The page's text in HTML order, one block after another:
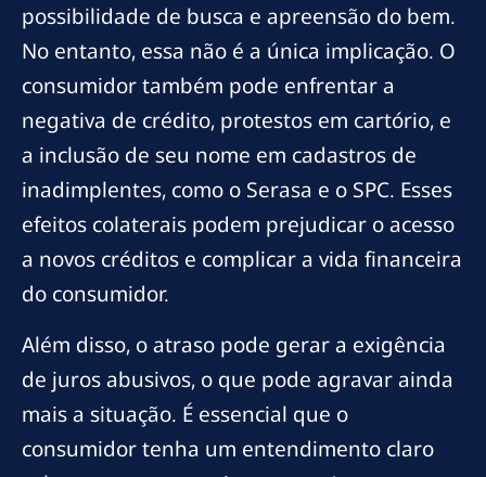
possibilidade de busca e apreensão do bem.
No entanto, essa não é a única implicação. O
consumidor também pode enfrentar a
negativa de crédito, protestos em cartório, e
a inclusão de seu nome em cadastros de
inadimplentes, como o Serasa e o SPC. Esses
efeitos colaterais podem prejudicar o acesso
a novos créditos e complicar a vida financeira
do consumidor.
Além disso, o atraso pode gerar a exigência
de juros abusivos, o que pode agravar ainda
mais a situação. É essencial que o
consumidor tenha um entendimento claro